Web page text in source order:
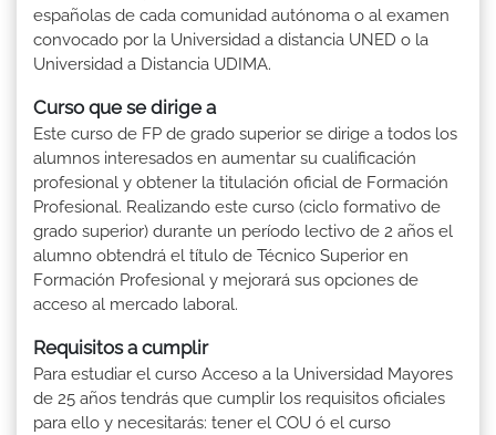
españolas de cada comunidad autónoma o al examen
convocado por la Universidad a distancia UNED o la
Universidad a Distancia UDIMA.
Curso que se dirige a
Este curso de FP de grado superior se dirige a todos los
alumnos interesados en aumentar su cualificación
profesional y obtener la titulación oficial de Formación
Profesional. Realizando este curso (ciclo formativo de
grado superior) durante un período lectivo de 2 años el
alumno obtendrá el título de Técnico Superior en
Formación Profesional y mejorará sus opciones de
acceso al mercado laboral.
Requisitos a cumplir
Para estudiar el curso Acceso a la Universidad Mayores
de 25 años tendrás que cumplir los requisitos oficiales
para ello y necesitarás: tener el COU ó el curso